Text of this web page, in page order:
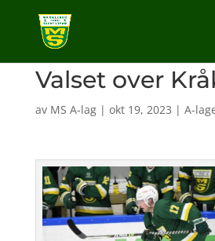
Valset over
av MS A-lag| okt 19, 2023 | A-